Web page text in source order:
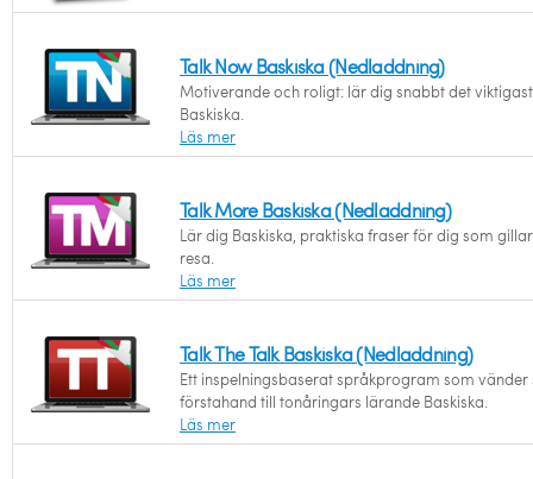
Talk Now Baskiska (Nedladdning)
Motiverande och roligt: lär dig snabbt det
Baskiska.
Läs mer
Talk More Baskiska (Nedladdning)
Lär dig Baskiska, praktiska fraser för dig som
resa.
Läs mer
Talk The Talk Baskiska (Nedladdning)
Ett inspelningsbaserat språkprogram som vänder
förstahand till tonåringars lärande Baskiska.
Läs mer